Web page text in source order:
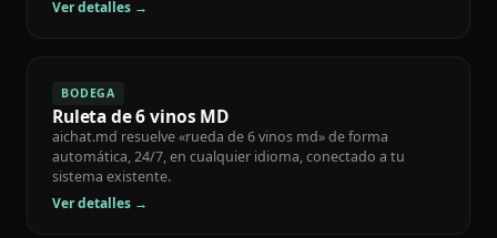
Ver detalles →
BODEGA
Ruleta de 6 vinos MD
aichat.md resuelve «rueda de 6 vinos md» de forma
automática, 24/7, en cualquier idioma, conectado a tu
sistema existente.
Ver detalles →